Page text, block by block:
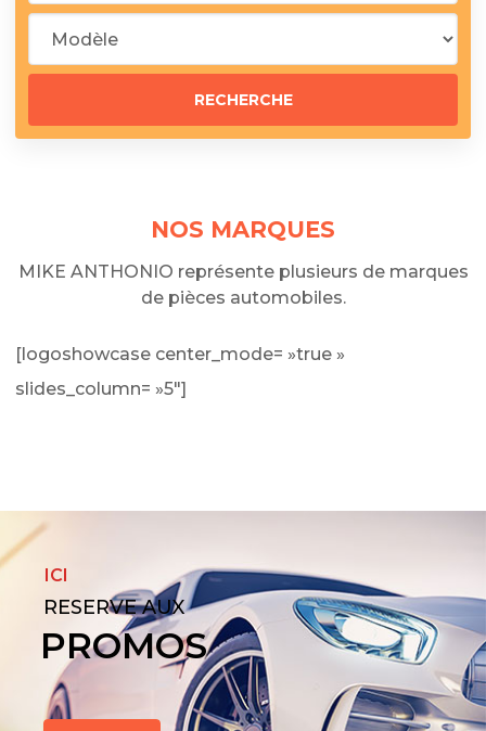
NOS MARQUES
MIKE ANTHONIO représente plusieurs de marques
de pièces automobiles.
[logoshowcase center_mode= »true »
slides_column= »5″]
ICI
RESERVE AUX
PROMOS